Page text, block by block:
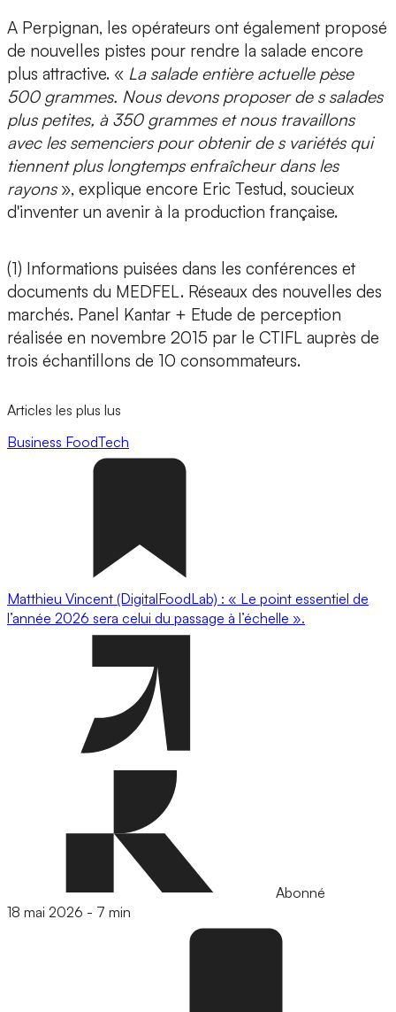
A Perpignan, les opérateurs ont également proposé
de nouvelles pistes pour rendre la salade encore
plus attractive. « La salade entière actuelle pèse
500 grammes. Nous devons proposer de s salades
plus petites, à 350 grammes et nous travaillons
avec les semenciers pour obtenir de s variétés qui
tiennent plus longtemps enfraîcheur dans les
rayons », explique encore Eric Testud, soucieux
d'inventer un avenir à la production française.
(1) Informations puisées dans les conférences et
documents du MEDFEL. Réseaux des nouvelles des
marchés. Panel Kantar + Etude de perception
réalisée en novembre 2015 par le CTIFL auprès de
trois échantillons de 10 consommateurs.
Articles les plus lus
Business FoodTech
Matthieu Vincent (DigitalFoodLab) : « Le point essentiel de
l’année 2026 sera celui du passage à l’échelle ».
Abonné
18 mai 2026 - 7 min